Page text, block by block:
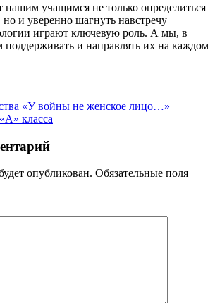
нашим учащимся не только определиться
и уверенно шагнуть навстречу
играют ключевую роль. А мы, в
поддерживать и направлять их на каждом
«У войны не женское лицо…»
класса
опубликован. Обязательные поля